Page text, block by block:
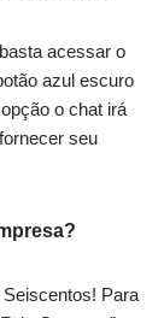
acessar o
azul escuro
o chat irá
seu
Para